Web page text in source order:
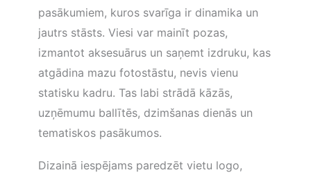
pasākumiem, kuros svarīga ir dinamika un
jautrs stāsts. Viesi var mainīt pozas,
izmantot aksesuārus un saņemt izdruku, kas
atgādina mazu fotostāstu, nevis vienu
statisku kadru. Tas labi strādā kāzās,
uzņēmumu ballītēs, dzimšanas dienās un
tematiskos pasākumos.
Dizainā iespējams paredzēt vietu logo,